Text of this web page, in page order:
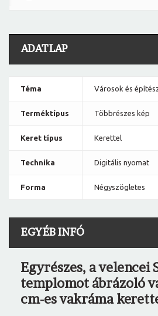
ADATLAP
Téma Városok és
Terméktípus Többrészes kép
Keret típus Kerettel
Technika Digitális nyomat
Forma Négyszögletes
EGYÉB INFÓ
Egyrészes, a velencei
templomot ábrázoló
cm-es vakráma